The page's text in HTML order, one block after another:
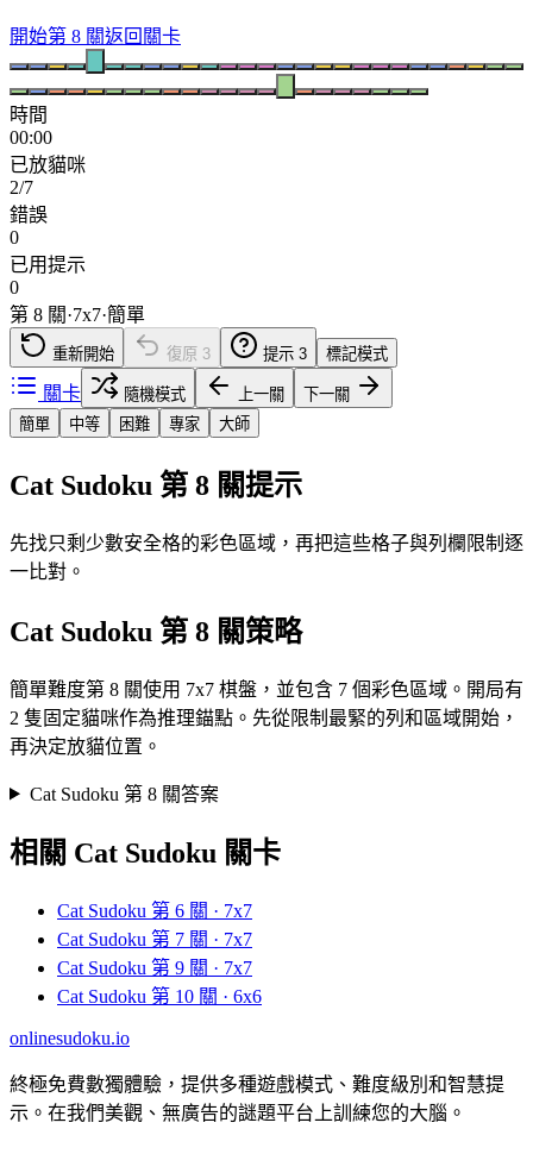
開始第 8 關返回關卡
時間
00:00
已放貓咪
2/7
錯誤
0
已用提示
0
第 8 關·7x7·簡單
重新開始 復原 3 提示 3 標記模式
關卡 隨機模式 上一關
下一關
簡單
中等 困難 專家 大師
Cat Sudoku 第 8 關提示
先找只剩少數安全格的彩色區域，再把這些格子與列欄限制逐
一比對。
Cat Sudoku 第 8 關策略
簡單難度第 8 關使用 7x7 棋盤，並包含 7 個彩色區域。開局有
2 隻固定貓咪作為推理錨點。先從限制最緊的列和區域開始，
再決定放貓位置。
Cat Sudoku 第 8 關答案
相關 Cat Sudoku 關卡
Cat Sudoku 第 6 關 · 7x7
Cat Sudoku 第 7 關 · 7x7
Cat Sudoku 第 9 關 · 7x7
Cat Sudoku 第 10 關 · 6x6
onlinesudoku.io
終極免費數獨體驗，提供多種遊戲模式、難度級別和智慧提
示。在我們美觀、無廣告的謎題平台上訓練您的大腦。